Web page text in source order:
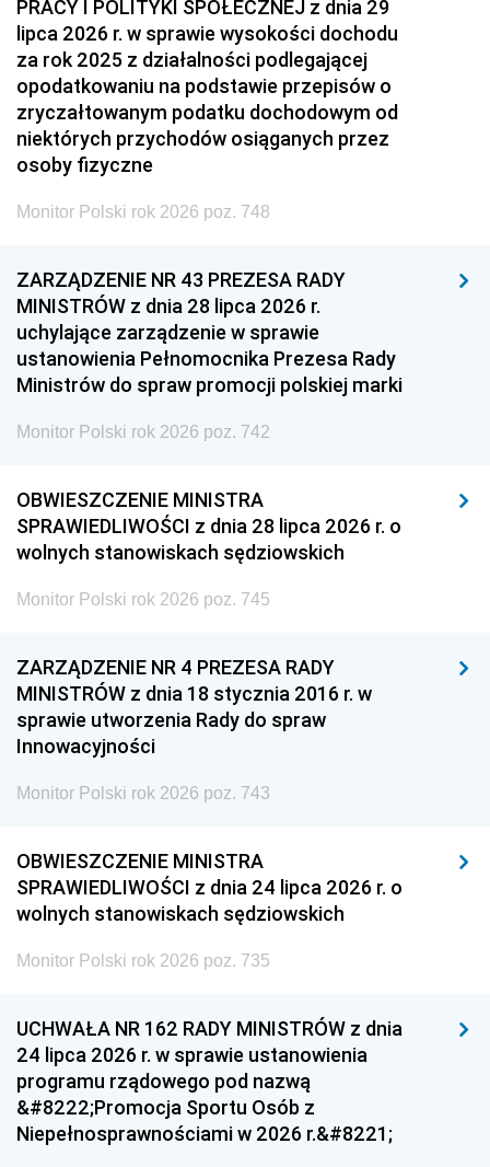
PRACY I POLITYKI SPOŁECZNEJ z dnia 29
lipca 2026 r. w sprawie wysokości dochodu
za rok 2025 z działalności podlegającej
opodatkowaniu na podstawie przepisów o
zryczałtowanym podatku dochodowym od
niektórych przychodów osiąganych przez
osoby fizyczne
Monitor Polski rok 2026 poz. 748
ZARZĄDZENIE NR 43 PREZESA RADY
MINISTRÓW z dnia 28 lipca 2026 r.
uchylające zarządzenie w sprawie
ustanowienia Pełnomocnika Prezesa Rady
Ministrów do spraw promocji polskiej marki
Monitor Polski rok 2026 poz. 742
OBWIESZCZENIE MINISTRA
SPRAWIEDLIWOŚCI z dnia 28 lipca 2026 r. o
wolnych stanowiskach sędziowskich
Monitor Polski rok 2026 poz. 745
ZARZĄDZENIE NR 4 PREZESA RADY
MINISTRÓW z dnia 18 stycznia 2016 r. w
sprawie utworzenia Rady do spraw
Innowacyjności
Monitor Polski rok 2026 poz. 743
OBWIESZCZENIE MINISTRA
SPRAWIEDLIWOŚCI z dnia 24 lipca 2026 r. o
wolnych stanowiskach sędziowskich
Monitor Polski rok 2026 poz. 735
UCHWAŁA NR 162 RADY MINISTRÓW z dnia
24 lipca 2026 r. w sprawie ustanowienia
programu rządowego pod nazwą
&#8222;Promocja Sportu Osób z
Niepełnosprawnościami w 2026 r.&#8221;